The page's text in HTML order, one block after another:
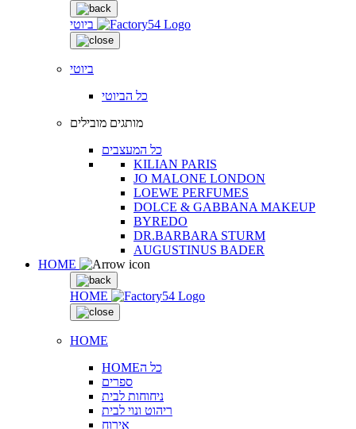
ביוטי
ביוטי
כל הביוטי
מותגים מובילים
כל המעצבים
KILIAN PARIS
JO MALONE LONDON
LOEWE PERFUMES
DOLCE & GABBANA MAKEUP
BYREDO
DR.BARBARA STURM
AUGUSTINUS BADER
HOME
HOME
HOME
HOMEכל ה
ספרים
ניחוחות לבית
ריהוט ונוי לבית
אירוח